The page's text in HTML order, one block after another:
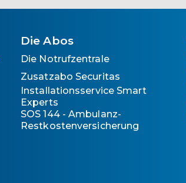
Die Abos
Die Notrufzentrale
Zusatzabo Securitas
Installationsservice Smart
Experts
SOS 144 - Ambulanz-
Restkostenversicherung